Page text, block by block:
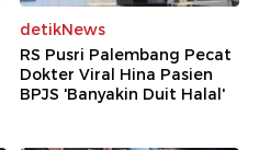
detikNews
RS Pusri Palembang Pecat
Dokter Viral Hina Pasien
BPJS 'Banyakin Duit Halal'